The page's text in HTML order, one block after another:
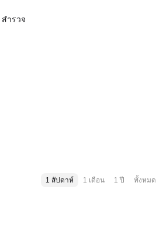
สํารวจ
1 สัปดาห์ 1 เดือน 1 ปี ทั้งหมด